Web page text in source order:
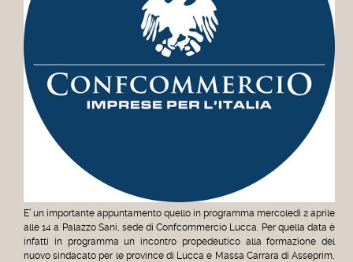
E’ un importante appuntamento quello in programma mercoledì 2 aprile
alle 14 a Palazzo Sani, sede di Confcommercio Lucca. Per quella data è
infatti in programma un incontro propedeutico alla formazione del
nuovo sindacato per le province di Lucca e Massa Carrara di Asseprim,